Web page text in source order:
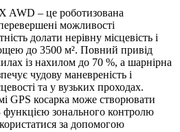
AWD – це роботизована
можливості
долати нерівну місцевість і
до 3500 м². Повний привід
із нахилом до 70 %, а шарнірна
чудову маневреність і
та у вузьких проходах.
GPS косарка може створювати
функцією зонального контролю
за допомогою